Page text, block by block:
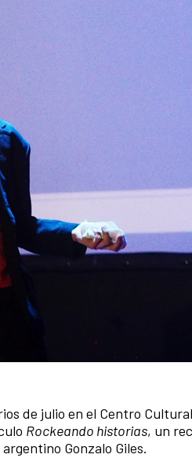
de julio en el Centro
Rockeando historias, un
Gonzalo Giles.